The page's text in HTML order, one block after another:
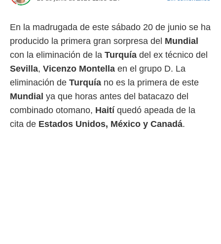
nuestra
y
de
En la madrugada de este sábado 20 de junio se ha
producido la primera gran sorpresa del Mundial
con la eliminación de la Turquía del ex técnico del
Sevilla, Vicenzo Montella en el grupo D. La
eliminación de Turquía no es la primera de este
Mundial ya que horas antes del batacazo del
combinado otomano, Haití quedó apeada de la
cita de Estados Unidos, México y Canadá.